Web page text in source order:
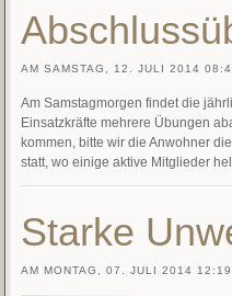
AM SAMSTAG, 12. JULI 2014
Am Samstagmorgen findet die
Einsatzkräfte mehrere Übungen
kommen, bitte wir die Anwohner
statt, wo einige aktive Mitglieder
Starke
AM MONTAG, 07. JULI 2014 12:19.